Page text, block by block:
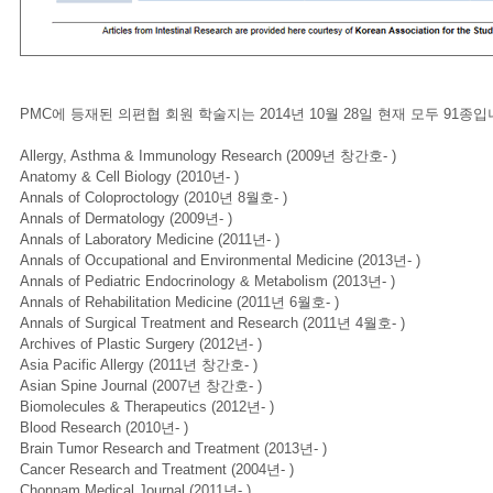
PMC에 등재된 의편협 회원 학술지는 2014년 10월 28일 현재 모두 91종
Allergy, Asthma & Immunology Research (2009년 창간호- )
Anatomy & Cell Biology (2010년- )
Annals of Coloproctology (2010년 8월호- )
Annals of Dermatology (2009년- )
Annals of Laboratory Medicine (2011년- )
Annals of Occupational and Environmental Medicine (2013년- )
Annals of Pediatric Endocrinology & Metabolism (2013년- )
Annals of Rehabilitation Medicine (2011년 6월호- )
Annals of Surgical Treatment and Research (2011년 4월호- )
Archives of Plastic Surgery (2012년- )
Asia Pacific Allergy (2011년 창간호- )
Asian Spine Journal (2007년 창간호- )
Biomolecules & Therapeutics (2012년- )
Blood Research (2010년- )
Brain Tumor Research and Treatment (2013년- )
Cancer Research and Treatment (2004년- )